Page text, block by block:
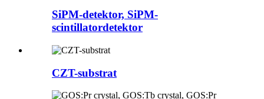
SiPM-detektor, SiPM-
scintillatordetektor
CZT-substrat